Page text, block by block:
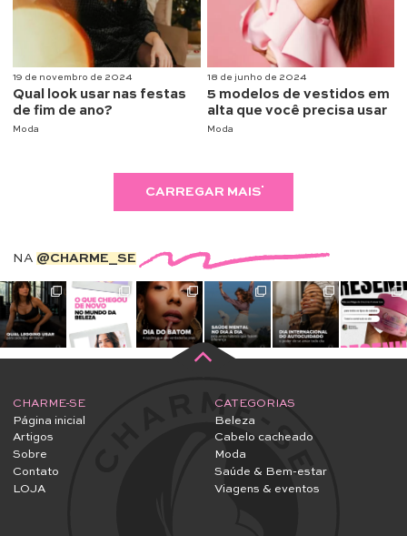
19 de novembro de 2024
Qual look usar nas festas
de fim de ano?
Moda
18 de junho de 2024
5 modelos de vestidos em
alta que você precisa usar
Moda
CARREGAR MAIS
NA @CHARME_SE
CHARME-SE
Página inicial
Artigos
Sobre
Contato
LOJA
CATEGORIAS
Beleza
Cabelo cacheado
Moda
Saúde & Bem-estar
Viagens & eventos